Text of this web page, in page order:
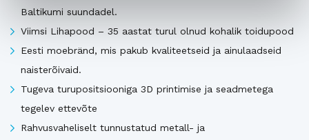
Baltikumi suundadel.
Viimsi Lihapood – 35 aastat turul olnud kohalik toidupood
Eesti moebränd, mis pakub kvaliteetseid ja ainulaadseid
naisterõivaid.
Tugeva turupositsiooniga 3D printimise ja seadmetega
tegelev ettevõte
Rahvusvaheliselt tunnustatud metall- ja